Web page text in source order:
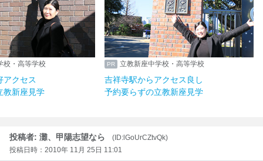
校・高等学校
アクセス
教新座見学
立教新座中学校・高等学校
吉祥寺駅からアクセス良し
予約要らずの立教新座見学
投稿者: 灘、甲陽志望なら
(ID:lGoUrCZtvQk)
投稿日時：2010年 11月 25日 11:01